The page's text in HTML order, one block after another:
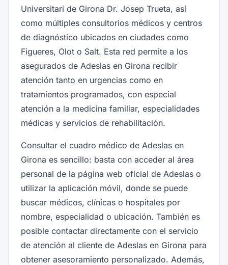
Universitari de Girona Dr. Josep Trueta, así
como múltiples consultorios médicos y centros
de diagnóstico ubicados en ciudades como
Figueres, Olot o Salt. Esta red permite a los
asegurados de Adeslas en Girona recibir
atención tanto en urgencias como en
tratamientos programados, con especial
atención a la medicina familiar, especialidades
médicas y servicios de rehabilitación.
Consultar el cuadro médico de Adeslas en
Girona es sencillo: basta con acceder al área
personal de la página web oficial de Adeslas o
utilizar la aplicación móvil, donde se puede
buscar médicos, clínicas o hospitales por
nombre, especialidad o ubicación. También es
posible contactar directamente con el servicio
de atención al cliente de Adeslas en Girona para
obtener asesoramiento personalizado. Además,